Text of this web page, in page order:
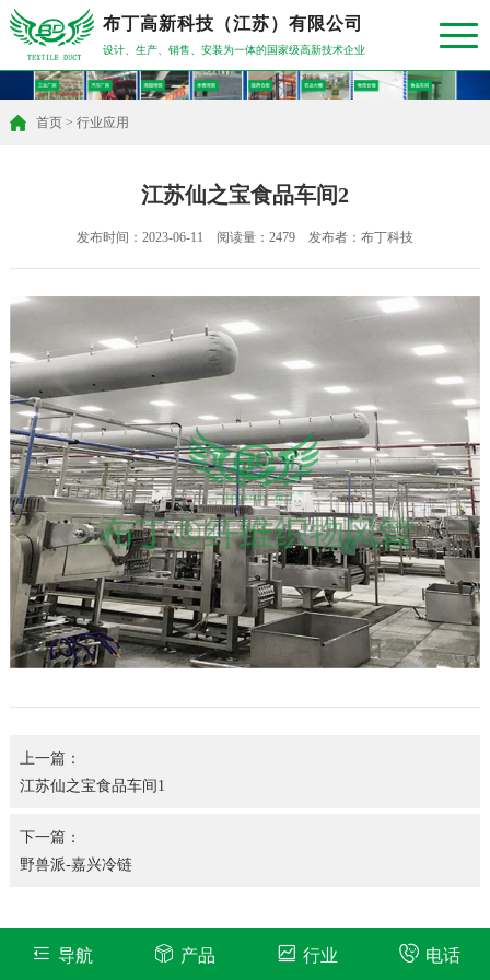
布丁高新科技（江苏）有限公司
设计、生产、销售、安装为一体的国家级高新技术企业
首页> 行业应用
江苏仙之宝食品车间2
发布时间：2023-06-11 阅读量：2479 发布者：布丁科技
上一篇：
江苏仙之宝食品车间1
下一篇：
野兽派-嘉兴冷链
导航 产品 行业 电话